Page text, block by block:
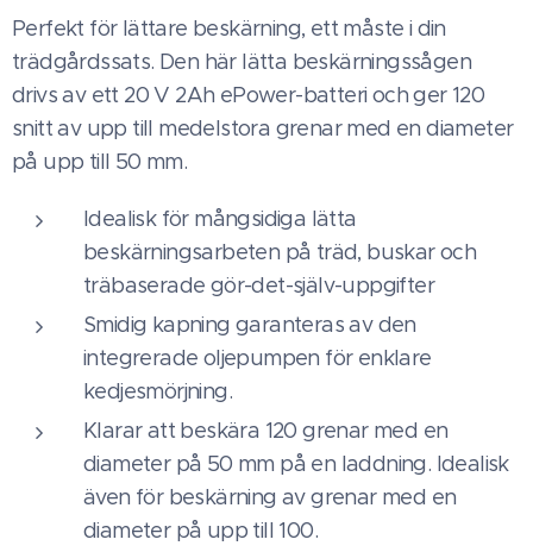
Perfekt för lättare beskärning, ett måste i din
trädgårdssats. Den här lätta beskärningssågen
drivs av ett 20 V 2Ah ePower-batteri och ger 120
snitt av upp till medelstora grenar med en diameter
på upp till 50 mm.
Idealisk för mångsidiga lätta
beskärningsarbeten på träd, buskar och
träbaserade gör-det-själv-uppgifter
Smidig kapning garanteras av den
integrerade oljepumpen för enklare
kedjesmörjning.
Klarar att beskära 120 grenar med en
diameter på 50 mm på en laddning. Idealisk
även för beskärning av grenar med en
diameter på upp till 100.